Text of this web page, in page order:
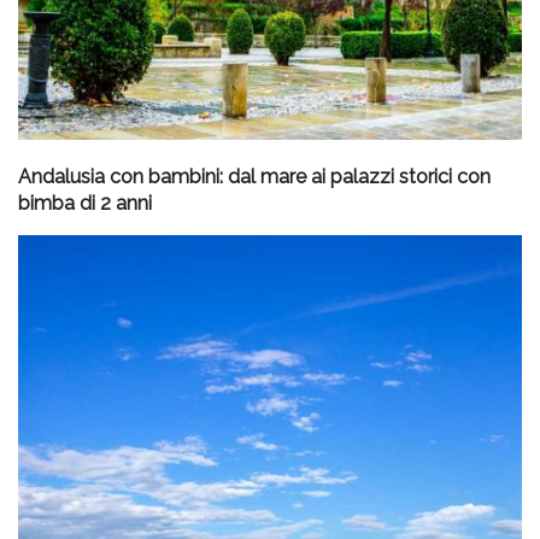
Andalusia con bambini: dal mare ai palazzi storici con
bimba di 2 anni